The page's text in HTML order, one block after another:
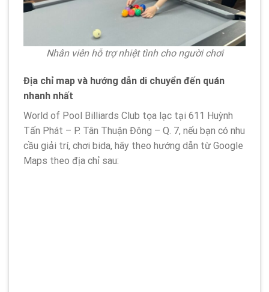
Nhân viên hỗ trợ nhiệt tình cho người chơi
Địa chỉ map và hướng dẫn di chuyển đến quán
nhanh nhất
World of Pool Billiards Club tọa lạc tại 611 Huỳnh
Tấn Phát – P. Tân Thuận Đông – Q. 7, nếu bạn có nhu
cầu giải trí, chơi bida, hãy theo hướng dẫn từ Google
Maps theo địa chỉ sau: